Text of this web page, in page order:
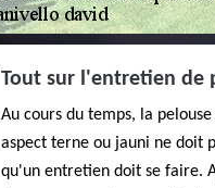
Tout sur l'entretien de
Au cours du temps, la
aspect terne ou jauni ne doit
qu'un entretien doit se faire.